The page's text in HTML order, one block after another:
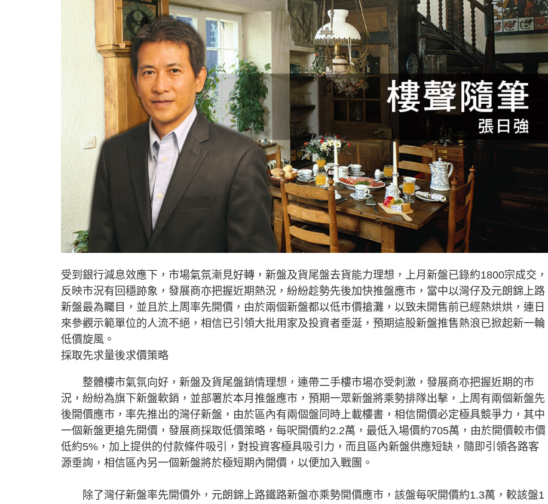
受到銀行減息效應下，市場氣氛漸見好轉，新盤及貨尾盤去貨能力理想，上月新盤已錄約1800宗成交，
反映市況有回穩跡象，發展商亦把握近期熱況，紛紛趁勢先後加快推盤應市，當中以灣仔及元朗錦上路
新盤最為矚目，並且於上周率先開價，由於兩個新盤都以低市價搶灘，以致未開售前已經熱烘烘，連日
來參觀示範單位的人流不絕，相信已引領大批用家及投資者垂涎，預期這股新盤推售熱浪已掀起新一輪
低價旋風。
採取先求量後求價策略
整體樓市氣氛向好，新盤及貨尾盤銷情理想，連帶二手樓市場亦受刺激，發展商亦把握近期的市
況，紛紛為旗下新盤軟銷，並部署於本月推盤應市，預期一眾新盤將乘勢排隊出擊，上周有兩個新盤先
後開價應市，率先推出的灣仔新盤，由於區內有兩個盤同時上載樓書，相信開價必定極具競爭力，其中
一個新盤更搶先開價，發展商採取低價策略，每呎開價約2.2萬，最低入場價約705萬，由於開價較市價
低約5%，加上提供的付款條件吸引，對投資客極具吸引力，而且區內新盤供應短缺，隨即引領各路客
源垂詢，相信區內另一個新盤將於極短期內開價，以便加入戰團。
除了灣仔新盤率先開價外，元朗錦上路鐵路新盤亦乘勢開價應市，該盤每呎開價約1.3萬，較該盤1